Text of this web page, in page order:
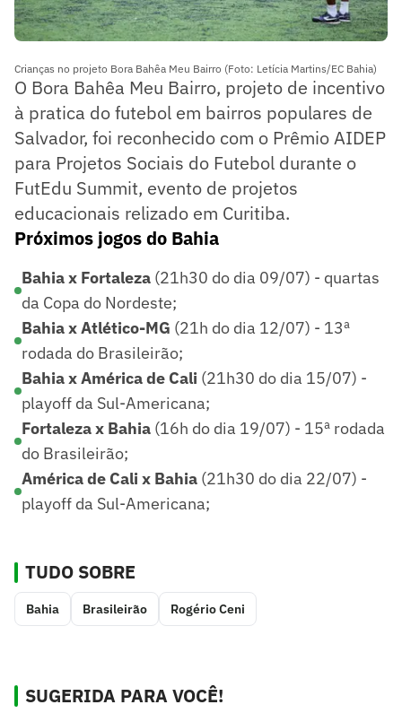
Crianças no projeto Bora Bahêa Meu Bairro (Foto: Letícia Martins/EC Bahia)
O Bora Bahêa Meu Bairro, projeto de incentivo
à pratica do futebol em bairros populares de
Salvador, foi reconhecido com o Prêmio AIDEP
para Projetos Sociais do Futebol durante o
FutEdu Summit, evento de projetos
educacionais relizado em Curitiba.
Próximos jogos do Bahia
Bahia x Fortaleza (21h30 do dia 09/07) - quartas
da Copa do Nordeste;
Bahia x Atlético-MG (21h do dia 12/07) - 13ª
rodada do Brasileirão;
Bahia x América de Cali (21h30 do dia 15/07) -
playoff da Sul-Americana;
Fortaleza x Bahia (16h do dia 19/07) - 15ª rodada
do Brasileirão;
América de Cali x Bahia (21h30 do dia 22/07) -
playoff da Sul-Americana;
TUDO SOBRE
Bahia Brasileirão Rogério Ceni
SUGERIDA PARA VOCÊ!